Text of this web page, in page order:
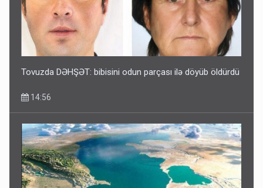
Tovuzda DƏHŞƏT: bibisini odun parçası ilə döyüb öldürdü
14:56